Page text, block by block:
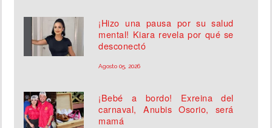
¡Hizo una pausa por su salud
mental! Kiara revela por qué se
desconectó
Agosto 05, 2026
¡Bebé a bordo! Exreina del
carnaval, Anubis Osorio, será
mamá